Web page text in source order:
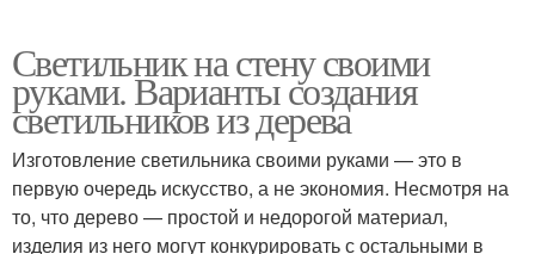
Светильник на стену своими
руками. Варианты создания
светильников из дерева
Изготовление светильника своими руками — это в
первую очередь искусство, а не экономия. Несмотря на
то, что дерево — простой и недорогой материал,
изделия из него могут конкурировать с остальными в